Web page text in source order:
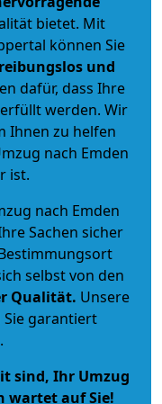
bietet. Mit
können Sie
reibungslos und
dafür, dass Ihre
werden. Wir
Ihnen zu helfen
nach Emden
ist.
nach Emden
Sachen sicher
selbst von den
Qualität. Unsere
Sie garantiert
sind, Ihr Umzug
wartet auf Sie!